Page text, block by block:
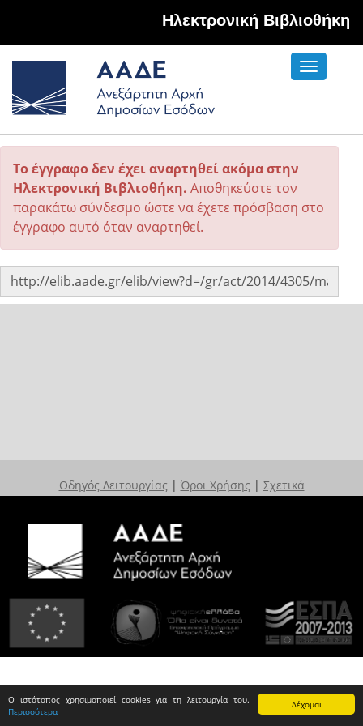
Δέχομαι
Ο ιστότοπος χρησιμοποιεί cookies για τη λειτουργία του.
Περισσότερα
Hλεκτρονική Βιβλιοθήκη
Toggle
Το έγγραφο δεν έχει αναρτηθεί ακόμα στην
Ηλεκτρονική Βιβλιοθήκη. Αποθηκεύστε τον
παρακάτω σύνδεσμο ώστε να έχετε πρόσβαση στο
έγγραφο αυτό όταν αναρτηθεί.
Οδηγός Λειτουργίας | Όροι Χρήσης | Σχετικά